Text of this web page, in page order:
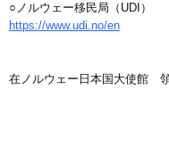
○ノルウェー移民局（UDI）
https://www.udi.no/en
在ノルウェー日本国大使館